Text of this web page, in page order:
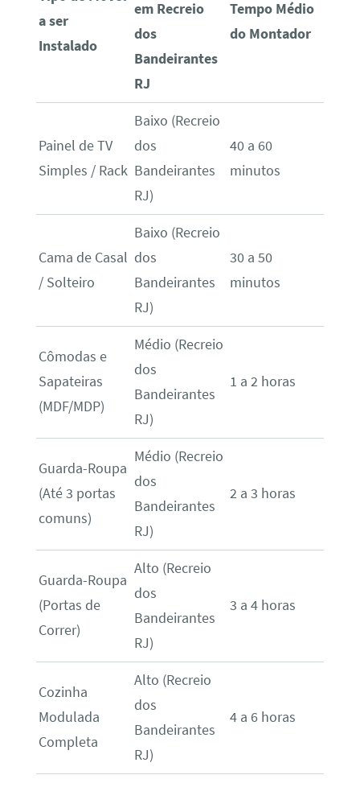
a ser
Instalado
em Recreio
dos
Bandeirantes
RJ
Tempo Médio
do Montador
Painel de TV
Simples / Rack
Baixo (Recreio
dos
Bandeirantes
RJ)
40 a 60
minutos
Cama de Casal
/ Solteiro
Baixo (Recreio
dos
Bandeirantes
RJ)
30 a 50
minutos
Cômodas e
Sapateiras
(MDF/MDP)
Médio (Recreio
dos
Bandeirantes
RJ)
1 a 2 horas
Guarda-Roupa
(Até 3 portas
comuns)
Médio (Recreio
dos
Bandeirantes
RJ)
2 a 3 horas
Guarda-Roupa
(Portas de
Correr)
Alto (Recreio
dos
Bandeirantes
RJ)
3 a 4 horas
Cozinha
Modulada
Completa
Alto (Recreio
dos
Bandeirantes
RJ)
4 a 6 horas